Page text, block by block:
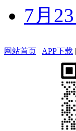
7月
网站首页 | APP下载 |